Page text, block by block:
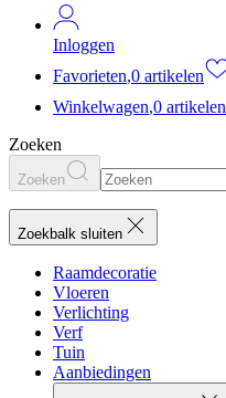
Inloggen
Favorieten,0 artikelen
Winkelwagen,0 artikelen
Zoeken
Zoeken
Zoekbalk sluiten
Raamdecoratie
Vloeren
Verlichting
Verf
Tuin
Aanbiedingen